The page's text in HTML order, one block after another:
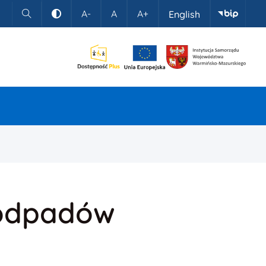
Szukaj Kontrast
A- A A+ English